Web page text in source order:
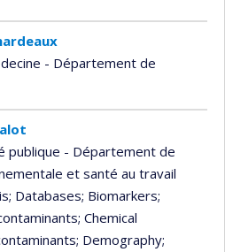
- Département de
publique - Département de
et santé au travail
; Databases; Biomarkers;
; Chemical
; Demography;